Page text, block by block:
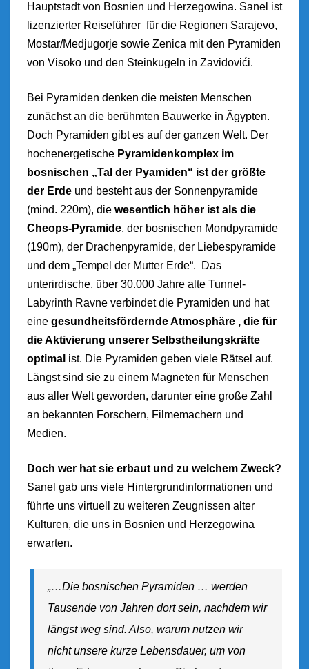
Hauptstadt von Bosnien und Herzegowina. Sanel ist
lizenzierter Reiseführer für die Regionen Sarajevo,
Mostar/Medjugorje sowie Zenica mit den Pyramiden
von Visoko und den Steinkugeln in Zavidovići.
Bei Pyramiden denken die meisten Menschen
zunächst an die berühmten Bauwerke in Ägypten.
Doch Pyramiden gibt es auf der ganzen Welt. Der
hochenergetische Pyramidenkomplex im
bosnischen „Tal der Pyamiden“ ist der größte
der Erde und besteht aus der Sonnenpyramide
(mind. 220m), die wesentlich höher ist als die
Cheops-Pyramide, der bosnischen Mondpyramide
(190m), der Drachenpyramide, der Liebespyramide
und dem „Tempel der Mutter Erde“. Das
unterirdische, über 30.000 Jahre alte Tunnel-
Labyrinth Ravne verbindet die Pyramiden und hat
eine gesundheitsfördernde Atmosphäre , die für
die Aktivierung unserer Selbstheilungskräfte
optimal ist. Die Pyramiden geben viele Rätsel auf.
Längst sind sie zu einem Magneten für Menschen
aus aller Welt geworden, darunter eine große Zahl
an bekannten Forschern, Filmemachern und
Medien.
Doch wer hat sie erbaut und zu welchem Zweck?
Sanel gab uns viele Hintergrundinformationen und
führte uns virtuell zu weiteren Zeugnissen alter
Kulturen, die uns in Bosnien und Herzegowina
erwarten.
„…Die bosnischen Pyramiden … werden
Tausende von Jahren dort sein, nachdem wir
längst weg sind. Also, warum nutzen wir
nicht unsere kurze Lebensdauer, um von